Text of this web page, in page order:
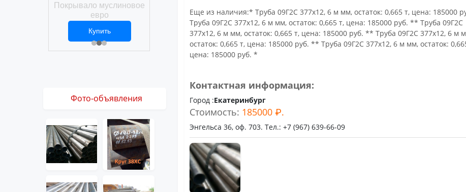
Еще из наличия:* Труба 09Г2С 377х12, 6 м мм, остаток: 0,665 т, цена: 185000
Труба 09Г2С 377х12, 6 м мм, остаток: 0,665 т, цена: 185000 руб. ** Труба 09Г2С
377х12, 6 м мм, остаток: 0,665 т, цена: 185000 руб. ** Труба 09Г2С 377х12, 6 м
остаток: 0,665 т, цена: 185000 руб. ** Труба 09Г2С 377х12, 6 м мм, остаток:
цена: 185000 руб. *
Контактная информация:
Город :Екатеринбург
Стоимость: 185000 ₽.
Энгельса 36, оф. 703. Тел.: +7 (967) 639-66-09
Покрывало муслиновое
евро
2 469 ₽
Купить
Покрывало вафельное
3 061 ₽
Купить
Фото-объявления